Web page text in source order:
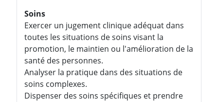
Soins
Exercer un jugement clinique adéquat dans
toutes les situations de soins visant la
promotion, le maintien ou l'amélioration de la
santé des personnes.
Analyser la pratique dans des situations de
soins complexes.
Dispenser des soins spécifiques et prendre